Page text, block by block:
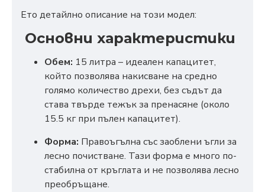
Ето детайлно описание на този модел:
Основни характеристики
Обем: 15 литра – идеален капацитет,
който позволява накисване на средно
голямо количество дрехи, без съдът да
става твърде тежък за пренасяне (около
15.5 кг при пълен капацитет).
Форма: Правоъгълна със заоблени ъгли за
лесно почистване. Тази форма е много по-
стабилна от кръглата и не позволява лесно
преобръщане.